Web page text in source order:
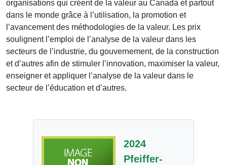
organisations qui créent de la valeur au Canada et partout
dans le monde grâce à l’utilisation, la promotion et
l’avancement des méthodologies de la valeur. Les prix
soulignent l’emploi de l’analyse de la valeur dans les
secteurs de l’industrie, du gouvernement, de la construction
et d’autres afin de stimuler l’innovation, maximiser la valeur,
enseigner et appliquer l’analyse de la valeur dans le
secteur de l’éducation et d’autres.
2024
Pfeiffer-